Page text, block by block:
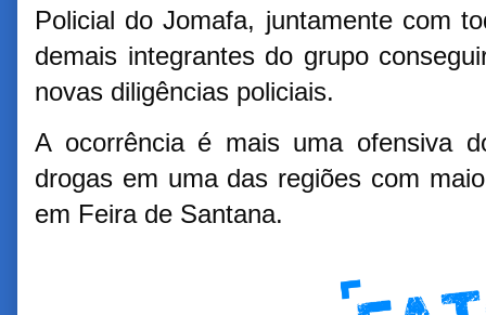
Policial do Jomafa, juntamente com
demais integrantes do grupo
novas diligências policiais.
A ocorrência é mais uma ofensiva
drogas em uma das regiões com
em Feira de Santana.